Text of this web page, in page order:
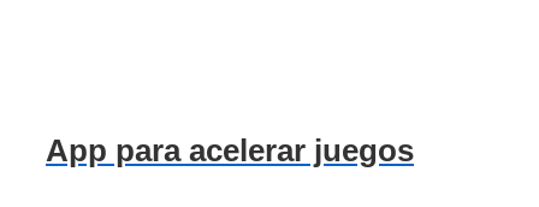
App para acelerar juegos